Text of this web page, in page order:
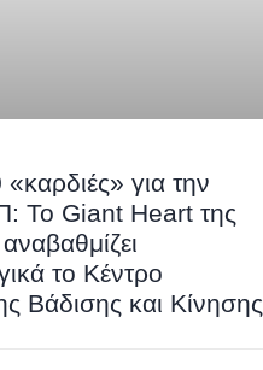
για την
Το Giant Heart της
το Κέντρο
Βάδισης και Κίνησης